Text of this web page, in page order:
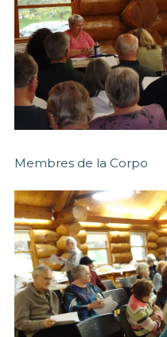
Membres de la Corpo